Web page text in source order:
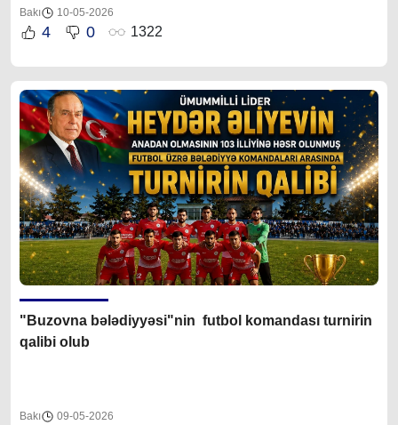
Bakı 10-05-2026
4 0 1322
"Buzovna bələdiyyəsi"nin futbol komandası turnirin
qalibi olub
Bakı 09-05-2026